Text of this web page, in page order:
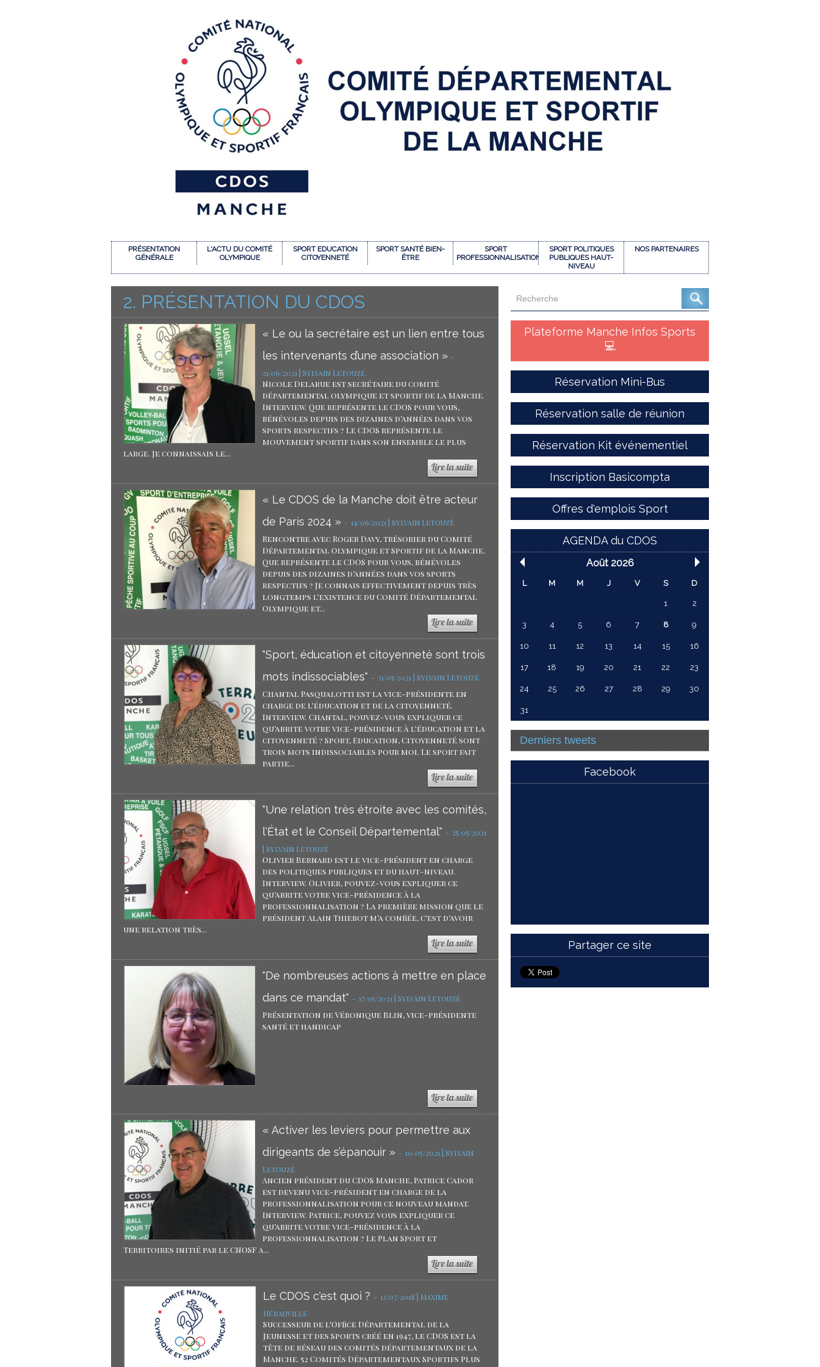
PRÉSENTATION
GÉNÉRALE
L'ACTU DU COMITÉ
OLYMPIQUE
SPORT EDUCATION
CITOYENNETÉ
SPORT SANTÉ BIEN-
ÊTRE
SPORT
PROFESSIONNALISATION
SPORT POLITIQUES
PUBLIQUES HAUT-
NIVEAU
NOS PARTENAIRES
2. PRÉSENTATION DU CDOS
« Le ou la secrétaire est un lien entre tous
les intervenants d’une association » -
21/06/2021 | Sylvain Letouzé
Nicole Delarue est secrétaire du comité
départemental olympique et sportif de la Manche.
Interview. Que représente le CDOS pour vous,
bénévoles depuis des dizaines d’années dans vos
sports respectifs ? Le CDOS représente le
mouvement sportif dans son ensemble le plus
large. Je connaissais le...
« Le CDOS de la Manche doit être acteur
de Paris 2024 » - 14/06/2021 | Sylvain Letouzé
Rencontre avec Roger Davy, trésorier du Comité
Départemental Olympique et Sportif de la Manche.
Que représente le CDOS pour vous, bénévoles
depuis des dizaines d’années dans vos sports
respectifs ? Je connais effectivement depuis très
longtemps l'existence du Comité Départemental
Olympique et...
"Sport, éducation et citoyenneté sont trois
mots indissociables" - 31/05/2021 | Sylvain Letouzé
Chantal Pasqualotti est la vice-présidente en
charge de l'éducation et de la citoyenneté.
Interview. Chantal, pouvez-vous expliquer ce
qu’abrite votre vice-présidence à l'éducation et la
citoyenneté ? Sport, Education, Citoyenneté sont
trois mots indissociables pour moi. Le sport fait
partie...
"Une relation très étroite avec les comités,
l'État et le Conseil Départemental" - 25/05/2021
| Sylvain Letouzé
Olivier Bernard est le vice-président en charge
des politiques publiques et du haut-niveau.
Interview. Olivier, pouvez-vous expliquer ce
qu’abrite votre vice-présidence à la
professionnalisation ? La première mission que le
président Alain Thiebot m’a confiée, c'est d’avoir
une relation très...
"De nombreuses actions à mettre en place
dans ce mandat" - 17/05/2021 | Sylvain Letouzé
Présentation de Véronique Blin, vice-présidente
santé et handicap
« Activer les leviers pour permettre aux
dirigeants de s’épanouir » - 10/05/2021 | Sylvain
Letouzé
Ancien président du CDOS Manche, Patrice Cador
est devenu vice-président en charge de la
professionnalisation pour ce nouveau mandat.
Interview. Patrice, pouvez vous expliquer ce
qu’abrite votre vice-présidence à la
professionnalisation ? Le Plan Sport et
Territoires initié par le CNOSF a...
Le CDOS c'est quoi ? - 12/07/2018 | Maxime
Hérauville
Successeur de l'Office Départemental de la
Jeunesse et des Sports créé en 1947, le CDOS est la
tête de réseau des comités départementaux de la
Manche. 52 Comités Départementaux Sportifs Plus
Plateforme Manche Infos Sports
💻
Réservation Mini-Bus
Réservation salle de réunion
Réservation Kit événementiel
Inscription Basicompta
Offres d'emplois Sport
AGENDA du CDOS
Août 2026
L M M J V S D
1 2
3 4 5 6 7 8 9
10 11 12 13 14 15 16
17 18 19 20 21 22 23
24 25 26 27 28 29 30
31
Derniers tweets
Facebook
Partager ce site